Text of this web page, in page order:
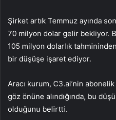
Şirket artık Temmuz ayında
70 milyon dolar gelir bekliyor.
105 milyon dolarlık
bir düşüşe işaret ediyor.
Aracı kurum, C3.ai’nin
göz önüne alındığında, bu
olduğunu belirtti.